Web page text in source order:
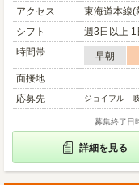
アクセス
東海道本線(
シフト
週3日以上
時間帯
早朝
面接地
応募先
ジョイフル
募集終了日
詳細を見る